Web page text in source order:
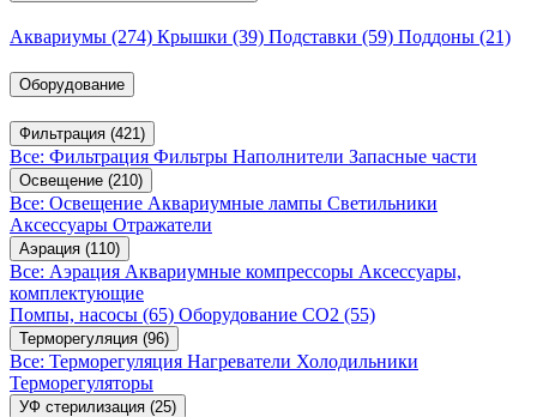
Аквариумы (274) Крышки (39) Подставки (59) Поддоны (21)
Оборудование
Фильтрация (421)
Все: Фильтрация Фильтры Наполнители Запасные части
Освещение (210)
Все: Освещение Аквариумные лампы Светильники
Аксессуары Отражатели
Аэрация (110)
Все: Аэрация Аквариумные компрессоры Аксессуары,
комплектующие
Помпы, насосы (65) Оборудование CO2 (55)
Терморегуляция (96)
Все: Терморегуляция Нагреватели Холодильники
Терморегуляторы
УФ стерилизация (25)